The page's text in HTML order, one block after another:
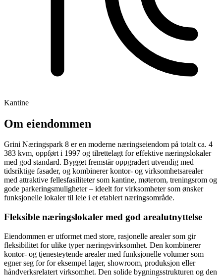
Kantine
Om eiendommen
Grini Næringspark 8 er en moderne næringseiendom på totalt ca. 4
383 kvm, oppført i 1997 og tilrettelagt for effektive næringslokaler
med god standard. Bygget fremstår oppgradert utvendig med
tidsriktige fasader, og kombinerer kontor- og virksomhetsarealer
med attraktive fellesfasiliteter som kantine, møterom, treningsrom og
gode parkeringsmuligheter – ideelt for virksomheter som ønsker
funksjonelle lokaler til leie i et etablert næringsområde.
Fleksible næringslokaler med god arealutnyttelse
Eiendommen er utformet med store, rasjonelle arealer som gir
fleksibilitet for ulike typer næringsvirksomhet. Den kombinerer
kontor- og tjenesteytende arealer med funksjonelle volumer som
egner seg for for eksempel lager, showroom, produksjon eller
håndverksrelatert virksomhet. Den solide bygningsstrukturen og den